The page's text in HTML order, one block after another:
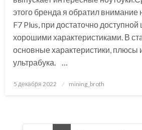
этого бренда я обратил внимание
F7 Plus, при достаточно
хорошими характеристиками. В
основные характеристики, плюсы
ультрабука. …
Posted
5 декабря 2022 mining_broth
Пагинация